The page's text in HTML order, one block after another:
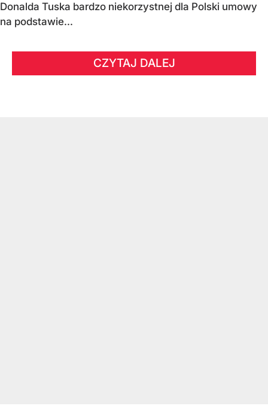
Donalda Tuska bardzo niekorzystnej dla Polski umowy
na podstawie...
CZYTAJ DALEJ